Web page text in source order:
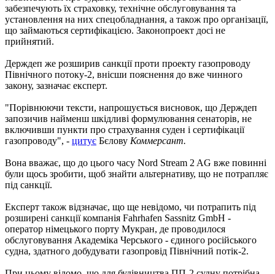
забезпечують їх страховку, технічне обслуговування та
установлення на них спецобладнання, а також про організації,
що займаються сертифікацією. Законопроект досі не
прийнятий.
Держдеп же розширив санкції проти проекту газопроводу
Північного потоку-2, внісши пояснення до вже чинного
закону, зазначає експерт.
"Порівнюючи тексти, напрошується висновок, що Держдеп
запозичив найменш шкідливі формулювання сенаторів, не
включивши пункти про страхування суден і сертифікації
газопроводу", - цитує Бєлову Коммерсант.
Вона вважає, що до цього часу Nord Stream 2 AG вже повинні
були щось зробити, щоб знайти альтернативу, що не потрапляє
під санкції.
Експерт також відзначає, що ще невідомо, чи потрапить під
розширені санкції компанія Fahrhafen Sassnitz GmbH -
оператор німецького порту Мукран, де проводилося
обслуговування Академіка Черського - єдиного російського
судна, здатного добудувати газопровід Північний потік-2.